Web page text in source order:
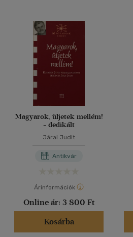
Magyarok, üljetek mellém!
- dedikált
Járai Judit
Antikvár
Árinformációk
Online ár: 3 800 Ft
Kosárba